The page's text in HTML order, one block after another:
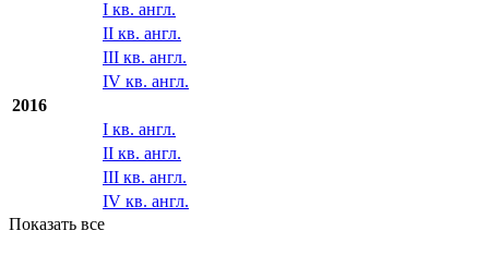
I кв. англ.
II кв. англ.
III кв. англ.
IV кв. англ.
2016
I кв. англ.
II кв. англ.
III кв. англ.
IV кв. англ.
Показать все